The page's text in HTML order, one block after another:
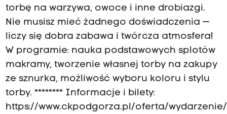
torbę na warzywa, owoce i inne drobiazgi.
Nie musisz mieć żadnego doświadczenia —
liczy się dobra zabawa i twórcza atmosfera!
W programie: nauka podstawowych splotów
makramy, tworzenie własnej torby na zakupy
ze sznurka, możliwość wyboru koloru i stylu
torby. ******** Informacje i bilety:
https://www.ckpodgorza.pl/oferta/